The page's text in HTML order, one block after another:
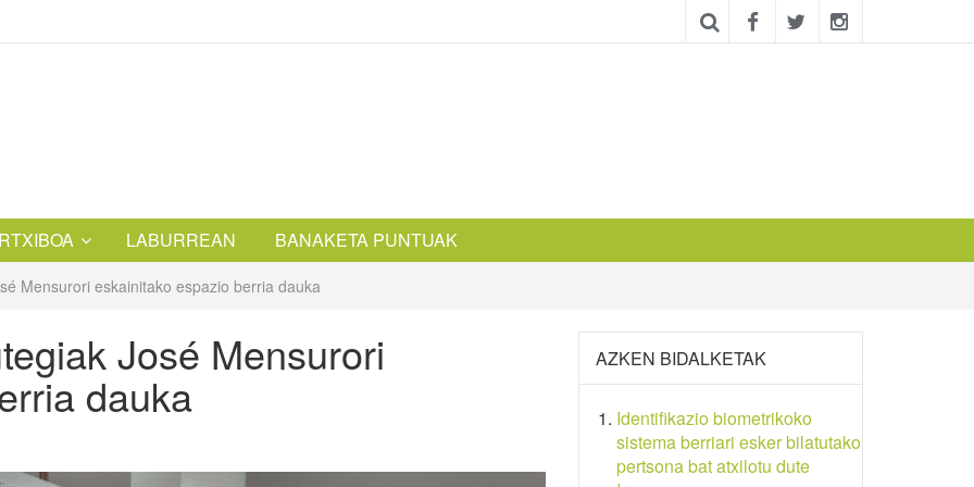
LABURREAN BANAKETA PUNTUAK
Mensurori eskainitako espazio berria dauka
José Mensurori
dauka
AZKEN BIDALKETAK
Identifikazio biometrikoko
sistema berriari esker bilatutako
pertsona bat atxilotu dute